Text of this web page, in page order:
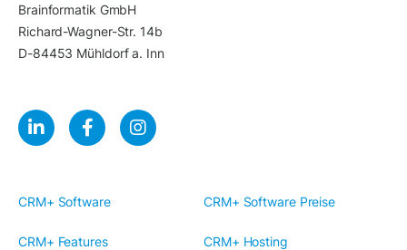
Brainformatik GmbH
Richard-Wagner-Str. 14b
D-84453 Mühldorf a. Inn
CRM+ Software CRM+ Software Preise
CRM+ Features CRM+ Hosting